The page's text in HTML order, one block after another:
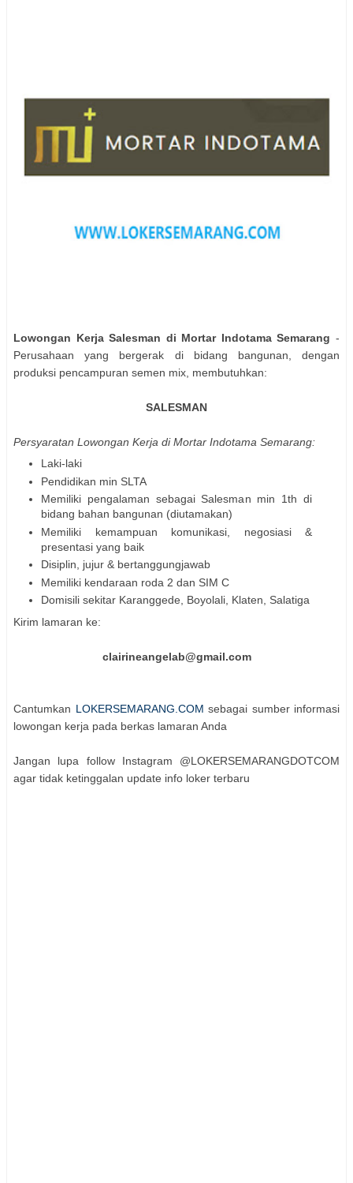
Lowongan Kerja Salesman di Mortar Indotama Semarang -
Perusahaan yang bergerak di bidang bangunan, dengan
produksi pencampuran semen mix, membutuhkan:
SALESMAN
Persyaratan Lowongan Kerja di Mortar Indotama Semarang:
Laki-laki
Pendidikan min SLTA
Memiliki pengalaman sebagai Salesman min 1th di
bidang bahan bangunan (diutamakan)
Memiliki kemampuan komunikasi, negosiasi &
presentasi yang baik
Disiplin, jujur & bertanggungjawab
Memiliki kendaraan roda 2 dan SIM C
Domisili sekitar Karanggede, Boyolali, Klaten, Salatiga
Kirim lamaran ke:
clairineangelab@gmail.com
Cantumkan LOKERSEMARANG.COM sebagai sumber informasi
lowongan kerja pada berkas lamaran Anda
Jangan lupa follow Instagram @LOKERSEMARANGDOTCOM
agar tidak ketinggalan update info loker terbaru